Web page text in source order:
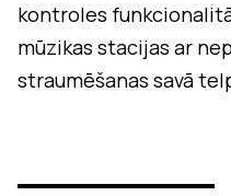
kontroles
mūzikas stacijas ar
straumēšanas savā